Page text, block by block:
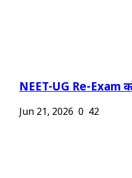
NEET-UG Re-Exam
Jun 21, 2026 0 42